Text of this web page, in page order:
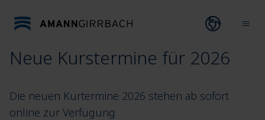
Open
Neue Kurstermine für 2026
Die neuen Kurtermine 2026 stehen ab sofort
online zur Verfügung